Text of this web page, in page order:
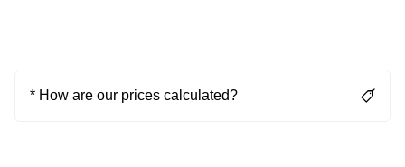
* How are our prices calculated?